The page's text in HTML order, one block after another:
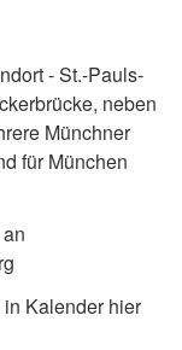
- St.-Pauls-
neben
Münchner
für München
Kalender hier